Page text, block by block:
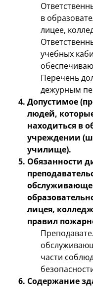
в
лицее,
учебных
Перечень
дежурным
Допустимое
людей,
находиться в
учреждении
училище).
Обязанности
лицея,
правил
части
Содержание